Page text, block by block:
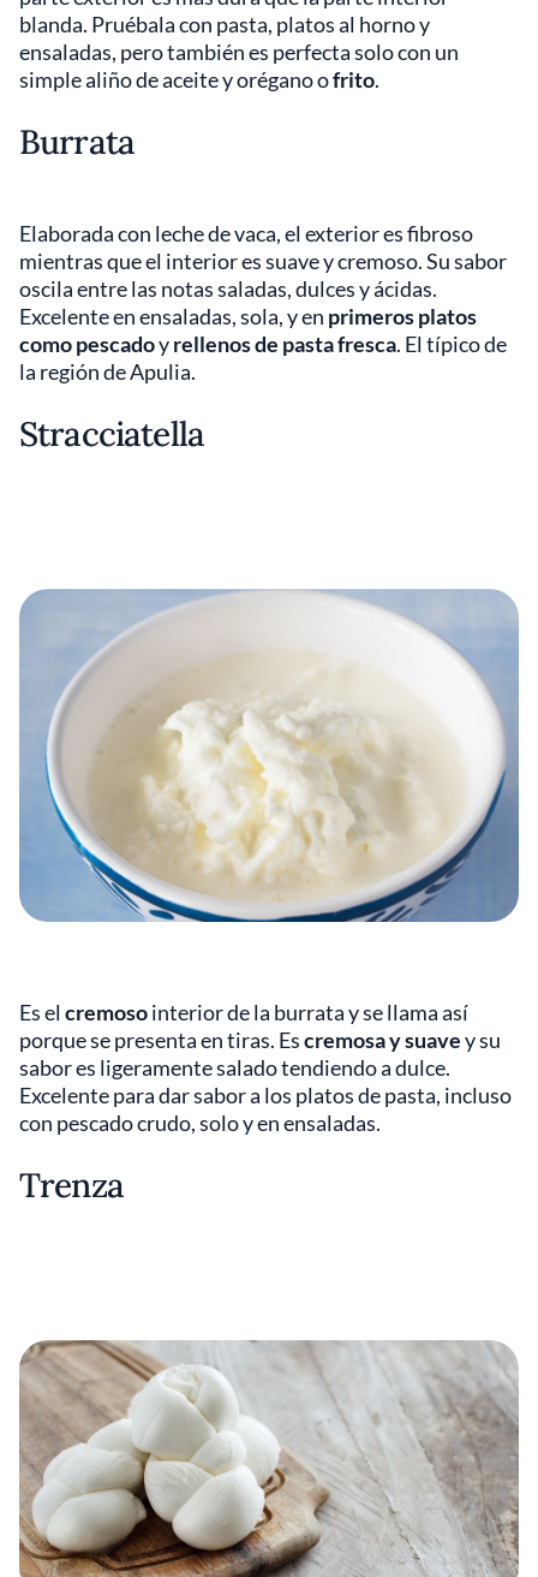
blanda. Pruébala con pasta, platos al horno y
ensaladas, pero también es perfecta solo con un
simple aliño de aceite y orégano ofrito.
Burrata
Elaborada con leche de vaca, el exterior es fibroso
mientras que el interior es suave y cremoso. Su sabor
oscila entre las notas saladas, dulces y ácidas.
Excelente en ensaladas, sola, y en primeros platos
como pescadoyrellenos de pasta fresca. El típico de
la región de Apulia.
Stracciatella
Es el cremosointerior de la burrata y se llama así
porque se presenta en tiras. Escremosa y suavey su
sabor es ligeramente salado tendiendo a dulce.
Excelente para dar sabor a los platos de pasta, incluso
con pescado crudo, solo y en ensaladas.
Trenza